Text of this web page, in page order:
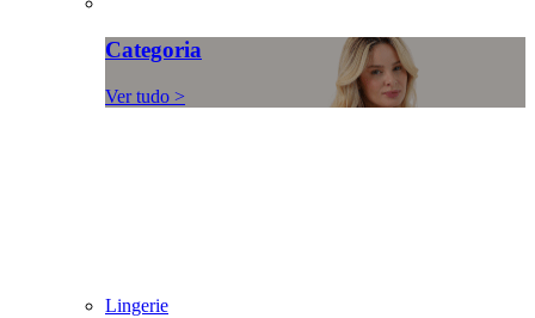
Categoria
Ver tudo >
Lingerie